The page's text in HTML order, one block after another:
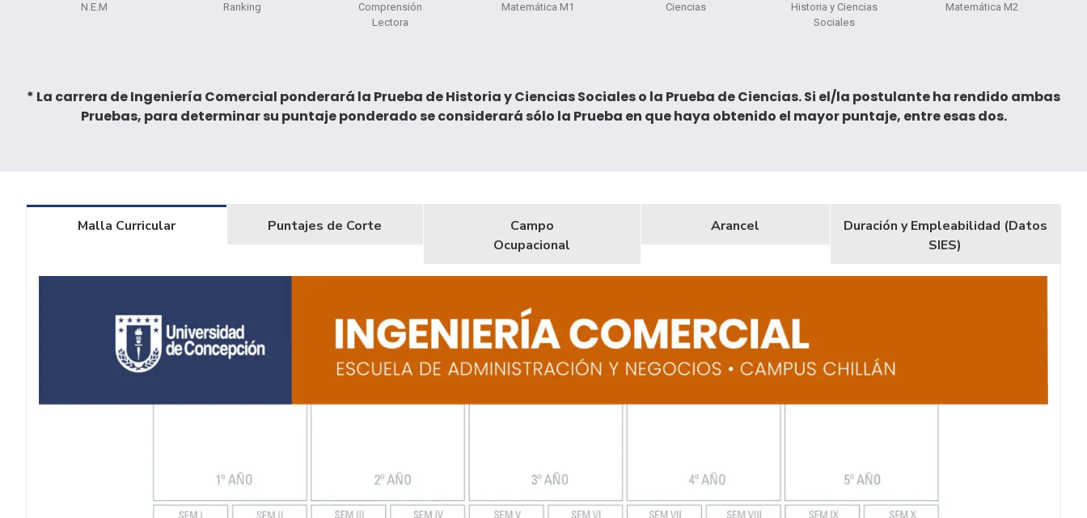
N.E.M Ranking
Comprensión
Lectora
Matemática M1 Ciencias
Historia y Ciencias
Sociales
Matemática M2
* La carrera de Ingeniería Comercial ponderará la Prueba de Historia y Ciencias Sociales o la Prueba de Ciencias. Si el/la postulante ha rendido ambas
Pruebas, para determinar su puntaje ponderado se considerará sólo la Prueba en que haya obtenido el mayor puntaje, entre esas dos.
Malla Curricular Puntajes de Corte
Campo
Ocupacional
Arancel
Duración y Empleabilidad (Datos
SIES)